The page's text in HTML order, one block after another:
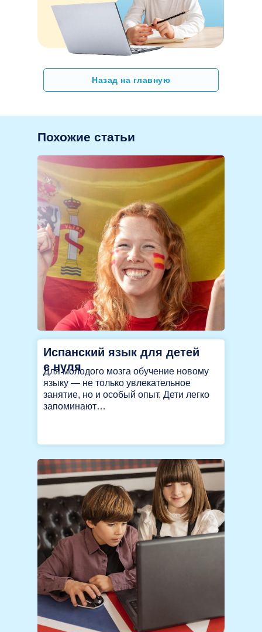
Назад на главную
Похожие статьи
Испанский язык для детей
с нуля
Для молодого мозга обучение новому
языку — не только увлекательное
занятие, но и особый опыт. Дети легко
запоминают…